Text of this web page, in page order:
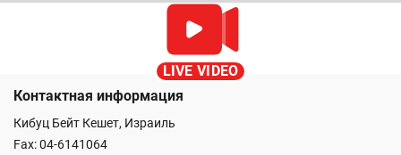
LIVE VIDEO
Контактная информация
Кибуц Бейт Кешет, Израиль
Fax: 04-6141064